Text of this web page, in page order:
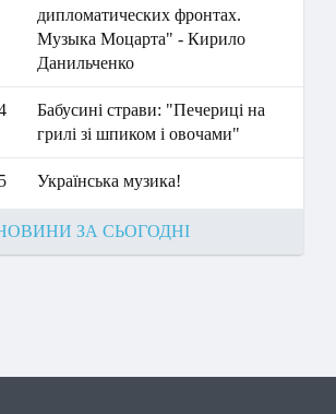
дипломатических фронтах.
Музыка Моцарта" - Кирило
Данильченко
Бабусині страви: "Печериці на
грилі зі шпиком і овочами"
Українська музика!
ЗА СЬОГОДНІ